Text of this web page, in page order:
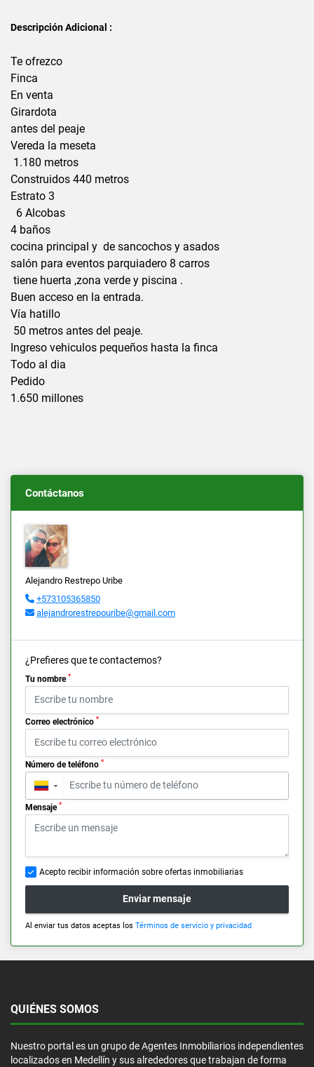
Descripción Adicional :
Te ofrezco
Finca
En venta
Girardota
antes del peaje
Vereda la meseta
1.180 metros
Construidos 440 metros
Estrato 3
6 Alcobas
4 baños
cocina principal y de sancochos y asados
salón para eventos parquiadero 8 carros
tiene huerta ,zona verde y piscina .
Buen acceso en la entrada.
Vía hatillo
50 metros antes del peaje.
Ingreso vehiculos pequeños hasta la finca
Todo al dia
Pedido
1.650 millones
Contáctanos
Alejandro Restrepo Uribe
+573105365850
alejandrorestrepouribe@gmail.com
¿Prefieres que te contactemos?
Tu nombre *
Correo electrónico *
Número de teléfono *
▼
Mensaje *
Acepto recibir información sobre ofertas inmobiliarias
Enviar mensaje
Al enviar tus datos aceptas los Términos de servicio y privacidad
QUIÉNES SOMOS
Nuestro portal es un grupo de Agentes Inmobiliarios independientes
localizados en Medellín y sus alrededores que trabajan de forma